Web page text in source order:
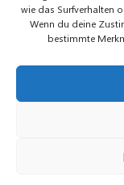
wie das Surfverhalten
Wenn du deine
bestimmte